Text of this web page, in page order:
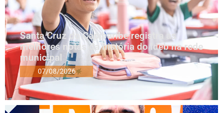
Santa Cruz do Capibaribe registra as
melhores notas da história do Ideb na rede
municipal
07/08/2026